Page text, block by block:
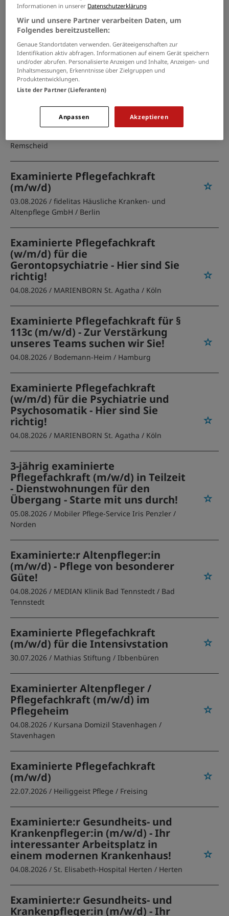
Examinierte Pflegefachkraft
(m/w/d) - Hier können Sie
durchstarten!
04.08.2026 / Insanto Seniorenresidenz Dinslaken /
Dinslaken
(m/w/d) - Hier können Sie
durchstarten!
Remscheid
Examinierte Pflegefachkraft
(m/w/d)
03.08.2026 / fidelitas Häusliche Kranken- und
Altenpflege GmbH / Berlin
Examinierte Pflegefachkraft
(w/m/d) für die
Gerontopsychiatrie - Hier sind Sie
richtig!
04.08.2026 / MARIENBORN St. Agatha / Köln
Examinierte Pflegefachkraft für §
113c (m/w/d) - Zur Verstärkung
unseres Teams suchen wir Sie!
04.08.2026 / Bodemann-Heim / Hamburg
Examinierte Pflegefachkraft
(w/m/d) für die Psychiatrie und
Psychosomatik - Hier sind Sie
richtig!
04.08.2026 / MARIENBORN St. Agatha / Köln
3-jährig examinierte
Pflegefachkraft (m/w/d) in Teilzeit
- Dienstwohnungen für den
Übergang - Starte mit uns durch!
05.08.2026 / Mobiler Pflege-Service Iris Penzler /
Norden
Examinierte:r Altenpfleger:in
(m/w/d) - Pflege von besonderer
Güte!
04.08.2026 / MEDIAN Klinik Bad Tennstedt / Bad
Tennstedt
Examinierte Pflegefachkraft
(m/w/d) für die Intensivstation
30.07.2026 / Mathias Stiftung / Ibbenbüren
Examinierter Altenpfleger /
Pflegefachkraft (m/w/d) im
Pflegeheim
04.08.2026 / Kursana Domizil Stavenhagen /
Stavenhagen
Examinierte Pflegefachkraft
(m/w/d)
22.07.2026 / Heiliggeist Pflege / Freising
Examinierte:r Gesundheits- und
Krankenpfleger:in (m/w/d) - Ihr
interessanter Arbeitsplatz in
einem modernen Krankenhaus!
04.08.2026 / St. Elisabeth-Hospital Herten / Herten
Examinierte:r Gesundheits- und
Krankenpfleger:in (m/w/d) - Ihr
Informationen in unserer Datenschutzerklärung
Wir und unsere Partner verarbeiten Daten, um
Folgendes bereitzustellen:
Genaue Standortdaten verwenden. Geräteeigenschaften zur
Identifikation aktiv abfragen. Informationen auf einem Gerät speichern
und/oder abrufen. Personalisierte Anzeigen und Inhalte, Anzeigen- und
Inhaltsmessungen, Erkenntnisse über Zielgruppen und
Produktentwicklungen.
Liste der Partner (Lieferanten)
Akzeptieren
Anpassen